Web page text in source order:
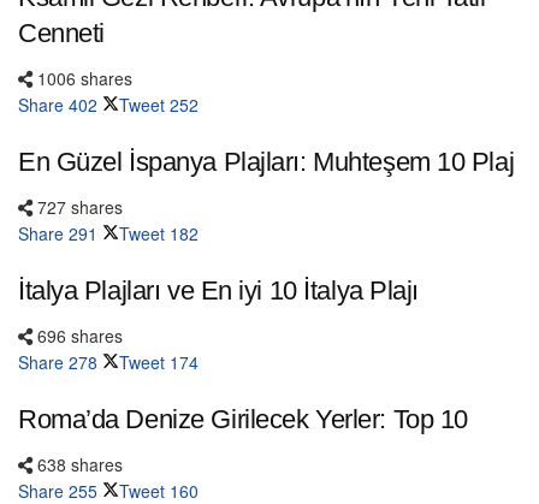
Cenneti
1006 shares
Share 402 Tweet 252
En Güzel İspanya Plajları: Muhteşem 10 Plaj
727 shares
Share 291 Tweet 182
İtalya Plajları ve En iyi 10 İtalya Plajı
696 shares
Share 278 Tweet 174
Roma’da Denize Girilecek Yerler: Top 10
638 shares
Share 255 Tweet 160